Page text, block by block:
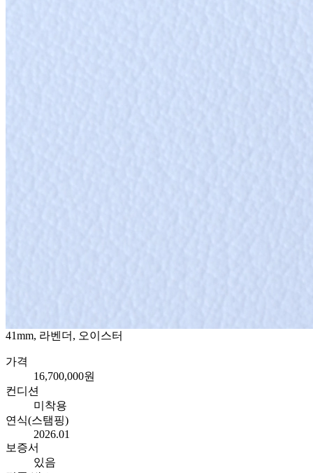
41mm, 라벤더, 오이스터
가격
16,700,000원
컨디션
미착용
연식(스탬핑)
2026.01
보증서
있음